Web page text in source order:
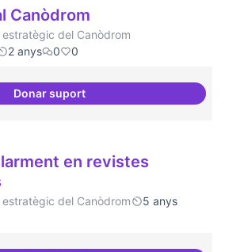
Canòdrom
del Canòdrom
2 anys 0 0
Donar suportArxiu digital al Canòdrom
en revistes
del Canòdrom
5 anys